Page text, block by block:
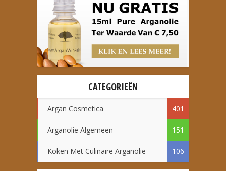
CATEGORIEËN
Argan Cosmetica 401
Arganolie Algemeen 151
Koken Met Culinaire Arganolie 106